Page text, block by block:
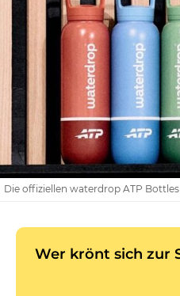
Die offiziellen waterdrop ATP Bottles